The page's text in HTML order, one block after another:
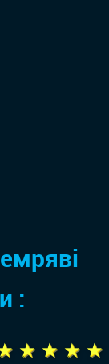
:
★ ★ ★ ★